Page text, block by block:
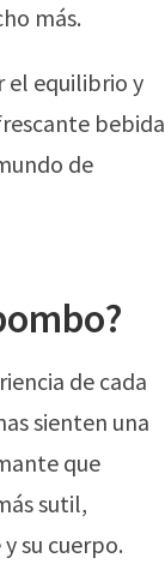
más.
el equilibrio y
bebida
de
de cada
sienten una
que
sutil,
su cuerpo.